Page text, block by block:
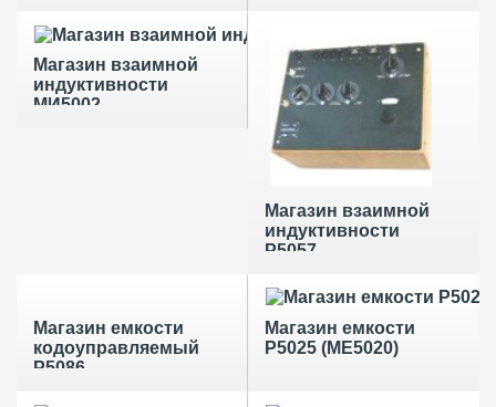
Магазин взаимной
индуктивности
МИ5002
Магазин взаимной
индуктивности
Р5057
Магазин емкости
кодоуправляемый
Р5086
Магазин емкости
Р5025 (МЕ5020)